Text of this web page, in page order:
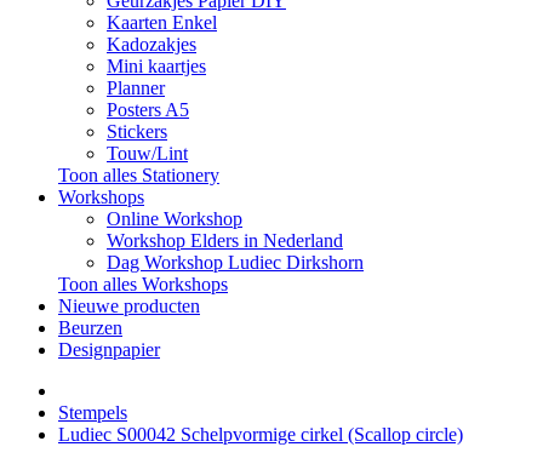
Kaarten Enkel
Kadozakjes
Mini kaartjes
Planner
Posters A5
Stickers
Touw/Lint
Toon alles Stationery
Workshops
Online Workshop
Workshop Elders in Nederland
Dag Workshop Ludiec Dirkshorn
Toon alles Workshops
Nieuwe producten
Beurzen
Designpapier
Stempels
Ludiec S00042 Schelpvormige cirkel (Scallop circle)